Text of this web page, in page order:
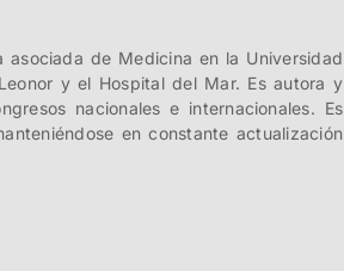
de Medicina en la Universidad
y el Hospital del Mar. Es autora y
nacionales e internacionales. Es
en constante actualización